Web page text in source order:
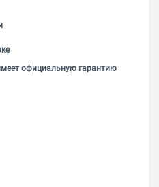
официальную гарантию